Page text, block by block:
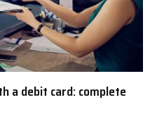
a debit card: complete